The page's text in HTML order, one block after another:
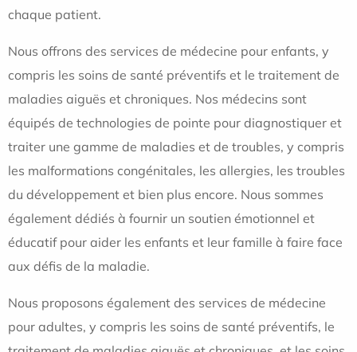
chaque patient.
Nous offrons des services de médecine pour enfants, y
compris les soins de santé préventifs et le traitement de
maladies aiguës et chroniques. Nos médecins sont
équipés de technologies de pointe pour diagnostiquer et
traiter une gamme de maladies et de troubles, y compris
les malformations congénitales, les allergies, les troubles
du développement et bien plus encore. Nous sommes
également dédiés à fournir un soutien émotionnel et
éducatif pour aider les enfants et leur famille à faire face
aux défis de la maladie.
Nous proposons également des services de médecine
pour adultes, y compris les soins de santé préventifs, le